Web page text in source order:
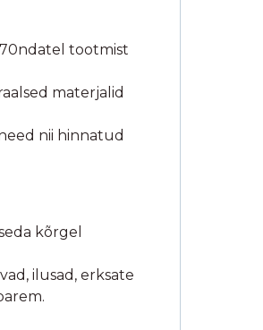
70ndatel tootmist
materjalid
nii hinnatud
kõrgel
ilusad, erksate